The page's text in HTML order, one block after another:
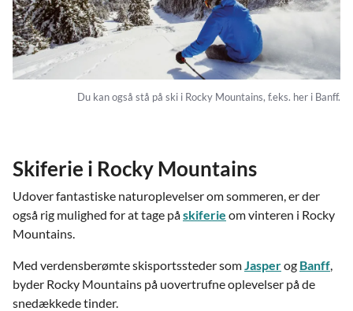
Du kan også stå på ski i Rocky Mountains, f.eks. her i Banff.
Skiferie i Rocky Mountains
Udover fantastiske naturoplevelser om sommeren, er der
også rig mulighed for at tage påskiferie om vinteren i Rocky
Mountains.
Med verdensberømte skisportssteder som Jasperog Banff
byder Rocky Mountains på uovertrufne oplevelser på de
snedækkede tinder.